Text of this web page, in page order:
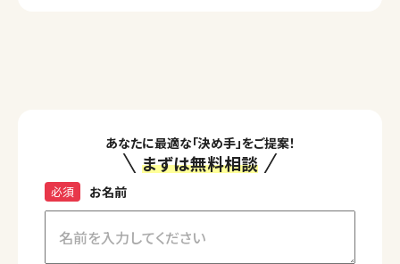
あなたに最適な「決め手」をご提案！
まずは無料相談
お名前
必須